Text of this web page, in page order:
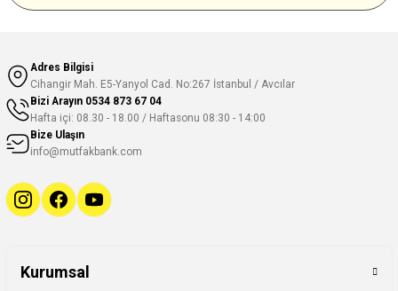
Adres Bilgisi
Cihangir Mah. E5-Yanyol Cad. No:267 İstanbul / Avcılar
Bizi Arayın 0534 873 67 04
Hafta içi: 08.30 - 18.00 / Haftasonu 08:30 - 14:00
Bize Ulaşın
info@mutfakbank.com
Kurumsal